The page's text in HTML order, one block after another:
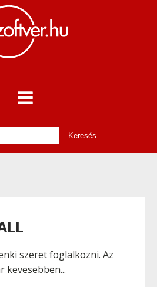
szeret foglalkozni. Az
kevesebben...